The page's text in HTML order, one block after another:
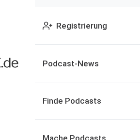
Registrierung
Podcast-News
Finde Podcasts
Mache Podcasts